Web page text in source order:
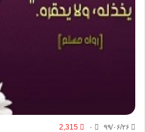
۹۹/۰۶/۲۶ ۰ 2,315